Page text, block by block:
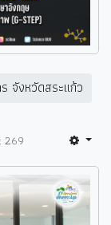
จังหวัดสระแก้ว
269